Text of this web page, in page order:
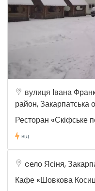
вулиця Івана
район, Закарпатська
Ресторан «Скіфське
від
cело Ясіня,
Кафе «Шовкова